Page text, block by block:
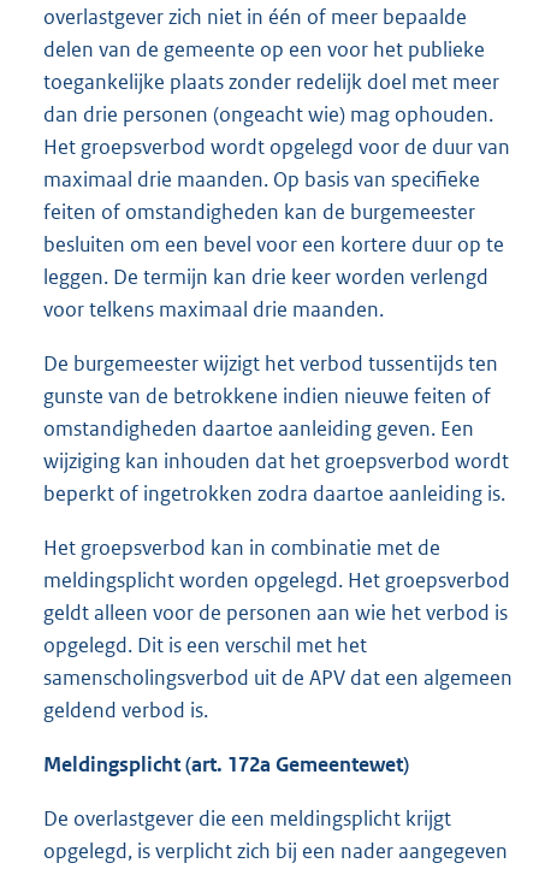
overlastgever zich niet in één of meer bepaalde
delen van de gemeente op een voor het publieke
toegankelijke plaats zonder redelijk doel met meer
dan drie personen (ongeacht wie) mag ophouden.
Het groepsverbod wordt opgelegd voor de duur van
maximaal drie maanden. Op basis van specifieke
feiten of omstandigheden kan de burgemeester
besluiten om een bevel voor een kortere duur op te
leggen. De termijn kan drie keer worden verlengd
voor telkens maximaal drie maanden.
De burgemeester wijzigt het verbod tussentijds ten
gunste van de betrokkene indien nieuwe feiten of
omstandigheden daartoe aanleiding geven. Een
wijziging kan inhouden dat het groepsverbod wordt
beperkt of ingetrokken zodra daartoe aanleiding is.
Het groepsverbod kan in combinatie met de
meldingsplicht worden opgelegd. Het groepsverbod
geldt alleen voor de personen aan wie het verbod is
opgelegd. Dit is een verschil met het
samenscholingsverbod uit de APV dat een algemeen
geldend verbod is.
Meldingsplicht (art. 172a Gemeentewet)
De overlastgever die een meldingsplicht krijgt
opgelegd, is verplicht zich bij een nader aangegeven